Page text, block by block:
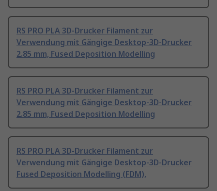
RS PRO PLA 3D-Drucker Filament zur
Verwendung mit Gängige Desktop-3D-Drucker
2.85 mm, Fused Deposition Modelling
RS PRO PLA 3D-Drucker Filament zur
Verwendung mit Gängige Desktop-3D-Drucker
2.85 mm, Fused Deposition Modelling
RS PRO PLA 3D-Drucker Filament zur
Verwendung mit Gängige Desktop-3D-Drucker
Fused Deposition Modelling (FDM),